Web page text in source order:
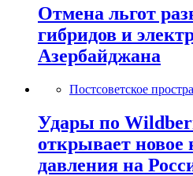
Отмена льгот
гибридов и
Азербайджана
Постсоветское
Удары по
открывает новое
давления на